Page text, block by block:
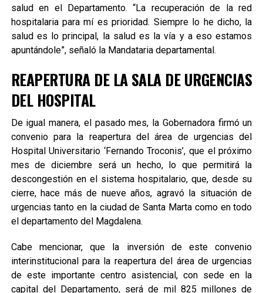
salud en el Departamento. “La recuperación de la red
hospitalaria para mí es prioridad. Siempre lo he dicho, la
salud es lo principal, la salud es la vía y a eso estamos
apuntándole”, señaló la Mandataria departamental.
REAPERTURA DE LA SALA DE URGENCIAS
DEL HOSPITAL
De igual manera, el pasado mes, la Gobernadora firmó un
convenio para la reapertura del área de urgencias del
Hospital Universitario ‘Fernando Troconis’, que el próximo
mes de diciembre será un hecho, lo que permitirá la
descongestión en el sistema hospitalario, que, desde su
cierre, hace más de nueve años, agravó la situación de
urgencias tanto en la ciudad de Santa Marta como en todo
el departamento del Magdalena.
Cabe mencionar, que la inversión de este convenio
interinstitucional para la reapertura del área de urgencias
de este importante centro asistencial, con sede en la
capital del Departamento, será de mil 825 millones de